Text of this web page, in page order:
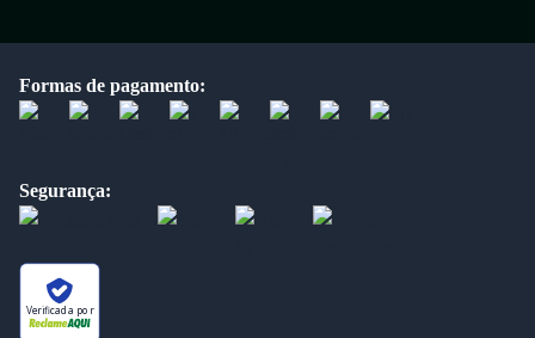
Formas de pagamento:
Segurança:
Verificada por